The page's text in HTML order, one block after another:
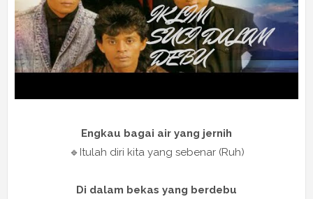
Engkau bagai air yang jernih
🔹Itulah diri kita yang sebenar (Ruh)
Di dalam bekas yang berdebu